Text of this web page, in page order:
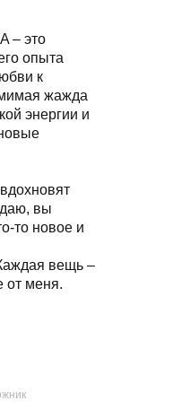
– это
опыта
к
жажда
энергии и
вы
то новое и
вещь –
от меня.